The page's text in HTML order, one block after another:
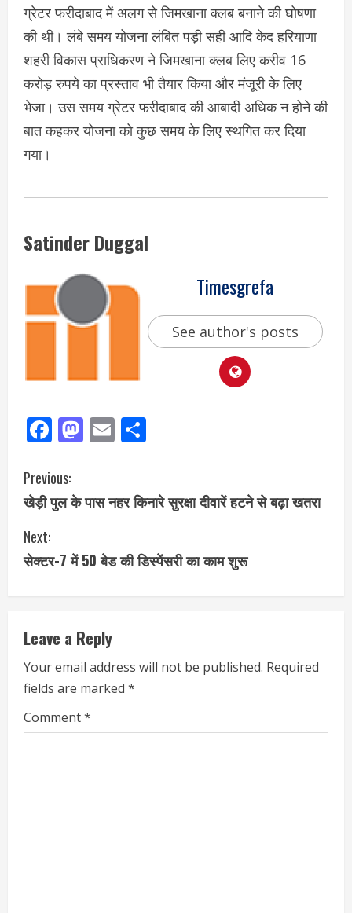
ग्रेटर फरीदाबाद में अलग से जिमखाना क्लब बनाने की घोषणा
की थी। लंबे समय योजना लंबित पड़ी सही आदि केद हरियाणा
शहरी विकास प्राधिकरण ने जिमखाना क्लब लिए करीव 16
करोड़ रुपये का प्रस्ताव भी तैयार किया और मंजूरी के लिए
भेजा। उस समय ग्रेटर फरीदाबाद की आबादी अधिक न होने की
बात कहकर योजना को कुछ समय के लिए स्थगित कर दिया
गया।
Satinder Duggal
Timesgrefa
See author's posts
Facebook
Mastodon
Email
Previous:
खेड़ी पुल के पास नहर किनारे सुरक्षा दीवारें हटने से बढ़ा खतरा
Next:
सेक्टर-7 में 50 बेड की डिस्पेंसरी का काम शुरू
Leave a Reply
Your email address will not be published. Required
fields are marked *
Comment*